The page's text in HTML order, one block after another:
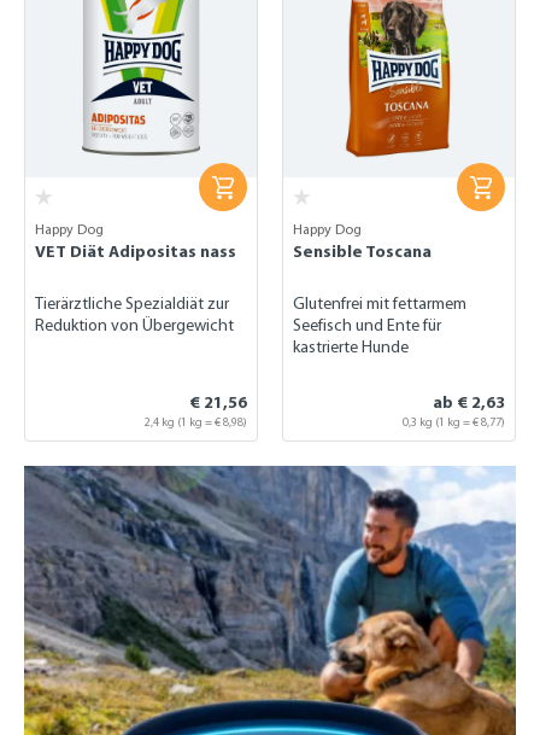
Happy Dog
VET Diät Adipositas nass
Tierärztliche Spezialdiät zur
Reduktion von Übergewicht
€ 21,56
2,4 kg (1 kg = € 8,98)
Happy Dog
Sensible Toscana
Glutenfrei mit fettarmem
Seefisch und Ente für
kastrierte Hunde
ab € 2,63
0,3 kg (1 kg = € 8,77)